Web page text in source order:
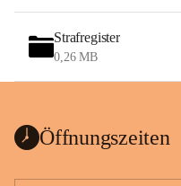
Strafregister
0,26 MB
Öffnungszeiten